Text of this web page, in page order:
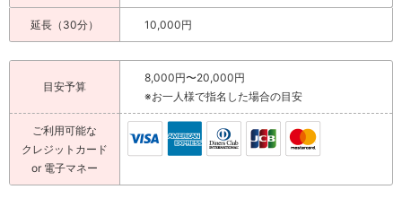
延長（30分） 10,000円
目安予算
8,000円〜20,000円
※お一人様で指名した場合の目安
ご利用可能な
クレジットカード
or 電子マネー